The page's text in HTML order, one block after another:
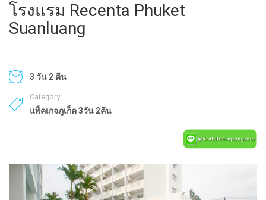
โรงแรม Recenta Phuket
Suanluang
3 วัน 2 คืน
Category:
แพ็คเกจภูเก็ต 3วัน 2คืน